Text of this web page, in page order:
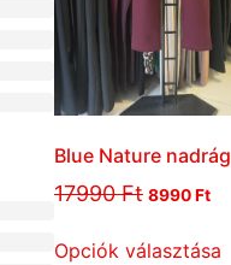
Blue Nature nadrág
17990Ft 8990Ft
Opciók választása